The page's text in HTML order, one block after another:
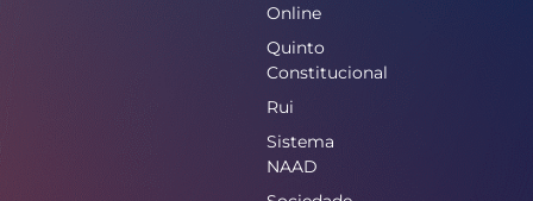
Online
Quinto
Constitucional
Rui
Sistema
NAAD